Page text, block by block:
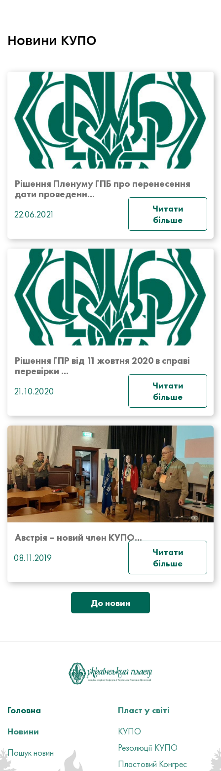
Новини КУПО
Рішення Пленуму ГПБ про перенесення
дати проведенн...
22.06.2021
Читати
більше
Рішення ГПР від 11 жовтня 2020 в справі
перевірки ...
21.10.2020
Читати
більше
Австрія – новий член КУПО...
08.11.2019
Читати
більше
До новин
Головна
Новини
Пошук новин
Пласт у світі
КУПО
Резолюції КУПО
Пластовий Конгрес